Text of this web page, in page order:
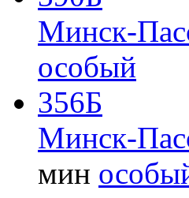
Минск-
особый
356Б
Минск-
мин